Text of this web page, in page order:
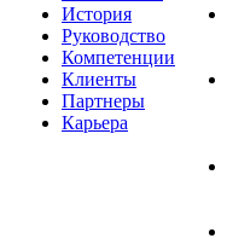
История
Руководство
Компетенции
Клиенты
Партнеры
Карьера